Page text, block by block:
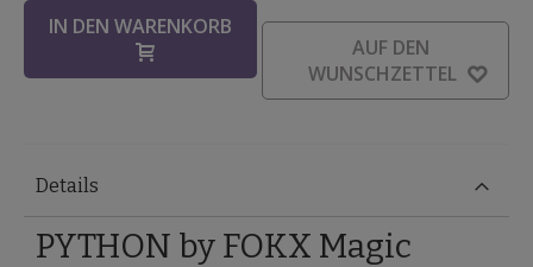
IN DEN WARENKORB
AUF DEN
WUNSCHZETTEL
Details
PYTHON by FOKX Magic